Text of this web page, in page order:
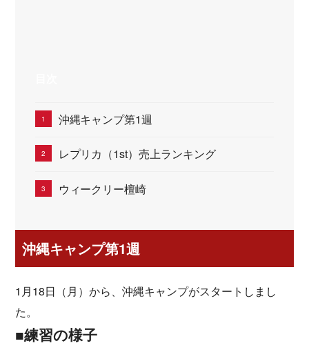
沖縄キャンプ第1週
レプリカ（1st）売上ランキング
ウィークリー檀崎
沖縄キャンプ第1週
1月18日（月）から、沖縄キャンプがスタートしまし
た。
■練習の様子